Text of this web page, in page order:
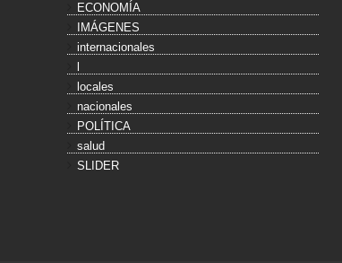
ECONOMÍA
IMÁGENES
internacionales
locales
nacionales
POLÍTICA
salud
SLIDER